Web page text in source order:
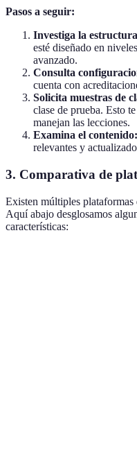
Pasos a seguir:
Investiga la
esté diseñado en
avanzado.
Consulta
cuenta con
Solicita muestras de
clase de prueba. Esto
manejan las lecciones.
Examina el contenido:
relevantes y
3. Comparativa de
Existen múltiples plataformas
Aquí abajo desglosamos
características: